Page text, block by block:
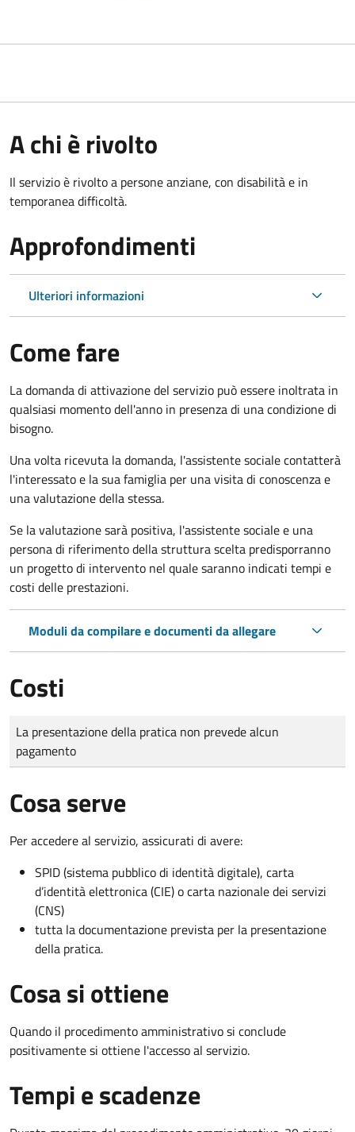
A chi è rivolto
Il servizio è rivolto a persone anziane, con disabilità e in
temporanea difficoltà.
Approfondimenti
Ulteriori informazioni
Come fare
La domanda di attivazione del servizio può essere inoltrata in
qualsiasi momento dell'anno in presenza di una condizione di
bisogno.
Una volta ricevuta la domanda, l'assistente sociale contatterà
l'interessato e la sua famiglia per una visita di conoscenza e
una valutazione della stessa.
Se la valutazione sarà positiva, l'assistente sociale e una
persona di riferimento della struttura scelta predisporranno
un progetto di intervento nel quale saranno indicati tempi e
costi delle prestazioni.
Moduli da compilare e documenti da allegare
Costi
Tipo di pagamento
Importo
La presentazione della pratica non prevede alcun
pagamento
Cosa serve
Per accedere al servizio, assicurati di avere:
SPID (sistema pubblico di identità digitale), carta
d’identità elettronica (CIE) o carta nazionale dei servizi
(CNS)
tutta la documentazione prevista per la presentazione
della pratica.
Cosa si ottiene
Quando il procedimento amministrativo si conclude
positivamente si ottiene l'accesso al servizio.
Tempi e scadenze